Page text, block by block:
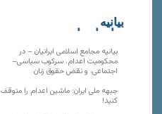
بیانیه
سازمان‌های
بیانیه مجامع اسلامی ایرانیان – در
محکومیت اعدام، سرکوب سیاسی–
اجتماعی، و نقض حقوق زنان
جبهه ملی ایران: ماشین اعدام را متوقف
کنید!